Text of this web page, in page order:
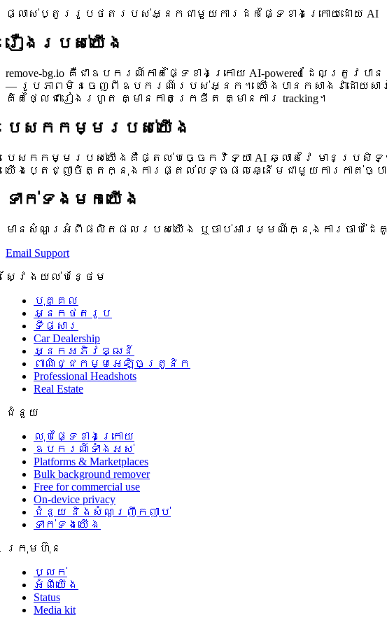
ផ្លាស់ប្តូររូបថតរបស់អ្នកជាមួយការដកផ្ទៃខាងក្រោយដោយ AI
រឿងរបស់យើង
remove-bg.io គឺជាឧបករណ៍កាត់ផ្ទៃខាងក្រោយ AI-powered ដែលត្
— រូបភាពមិនចេញពីឧបករណ៍របស់អ្នក។ យើងបានកសាងវាដោយសារតែយ
គិតថ្លៃជារៀងរហូត គ្មានកាតក្រេឌីត គ្មានការ tracking។
បេសកកម្មរបស់យើង
បេសកកម្មរបស់យើងគឺផ្តល់បច្ចេកវិទ្យា AI ឆ្លាតវៃ មានប្រសិ
យើងប្តេជ្ញាចិត្តក្នុងការផ្តល់លទ្ធផលឆ្នើមជាមួយការកាត់ច្បា
ទាក់ទងមកយើង
មានសំណួរអំពីផលិតផលរបស់យើង ឬចាប់អារម្មណ៍ក្នុងការចាប់ដៃគូជា
Email Support
ស្វែងយល់បន្ថែម
បុគ្គល
អ្នកថតរូប
ទីផ្សារ
Car Dealership
អ្នកអភិវឌ្ឍន៍
ពាណិជ្ជកម្មអេឡិចត្រូនិក
Professional Headshots
Real Estate
ជំនួយ
លុបផ្ទៃខាងក្រោយ
ឧបករណ៍ទាំងអស់
Platforms & Marketplaces
Bulk background remover
Free for commercial use
On-device privacy
ជំនួយ និងសំណួរញឹកញាប់
ទាក់ទងយើង
ក្រុមហ៊ុន
ប្លក់
អំពីយើង
Status
Media kit